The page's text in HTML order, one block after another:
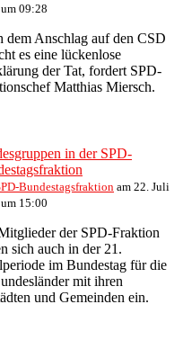
09:28
dem Anschlag auf den CSD
es eine lückenlose
der Tat, fordert SPD-
Matthias Miersch.
in der SPD-
Bundestagsfraktion am 22. Juli
15:00
der SPD-Fraktion
sich auch in der 21.
im Bundestag für die
mit ihren
und Gemeinden ein.